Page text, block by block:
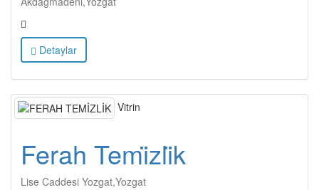
Detaylar
Vitrin
Ferah Temi̇zli̇k
Lise Caddesi Yozgat,Yozgat